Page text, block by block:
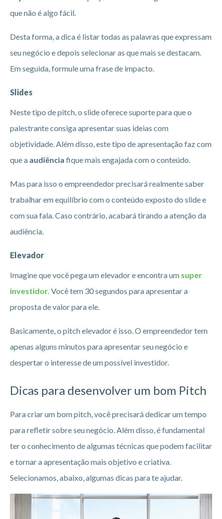
que não é algo fácil.
Desta forma, a dica é listar todas as palavras que expressam
seu negócio e depois selecionar as que mais se destacam.
Em seguida, formule uma frase de impacto.
Slides
Neste tipo de pitch, o slide oferece suporte para que o
palestrante consiga apresentar suas ideias com
objetividade. Além disso, este tipo de apresentação faz com
que a audiência fique mais engajada com o conteúdo.
Mas para isso o empreendedor precisará realmente saber
trabalhar em equilíbrio com o conteúdo exposto do slide e
com sua fala. Caso contrário, acabará tirando a atenção da
audiência.
Elevador
Imagine que você pega um elevador e encontra um super
investidor. Você tem 30 segundos para apresentar a
proposta de valor para ele.
Basicamente, o pitch elevador é isso. O empreendedor tem
apenas alguns minutos para apresentar seu negócio e
despertar o interesse de um possível investidor.
Dicas para desenvolver um bom Pitch
Para criar um bom pitch, você precisará dedicar um tempo
para refletir sobre seu negócio. Além disso, é fundamental
ter o conhecimento de algumas técnicas que podem facilitar
e tornar a apresentação mais objetivo e criativa.
Selecionamos, abaixo, algumas dicas para te ajudar.